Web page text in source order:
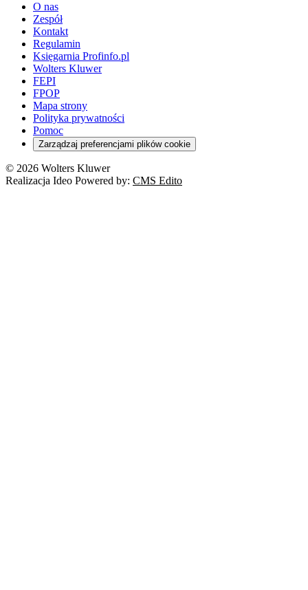
O nas
Zespół
Kontakt
Regulamin
Księgarnia Profinfo.pl
Wolters Kluwer
FEPI
FPOP
Mapa strony
Polityka prywatności
Pomoc
Zarządzaj preferencjami plików cookie
© 2026 Wolters Kluwer
Realizacja Ideo Powered by: CMS Edito